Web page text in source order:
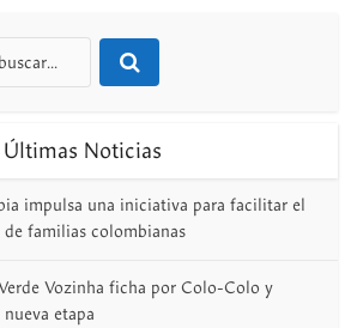
Últimas Noticias
impulsa una iniciativa para facilitar el
familias colombianas
Vozinha ficha por Colo-Colo y
nueva etapa